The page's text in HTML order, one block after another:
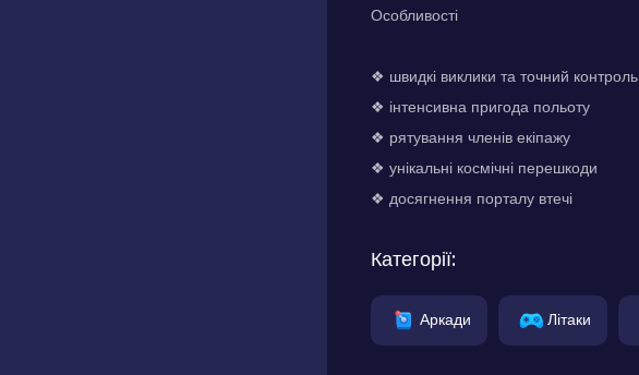
Особливості
❖ швидкі виклики та точний контроль
❖ інтенсивна пригода польоту
❖ рятування членів екіпажу
❖ унікальні космічні перешкоди
❖ досягнення порталу втечі
Категорії:
Аркади Літаки